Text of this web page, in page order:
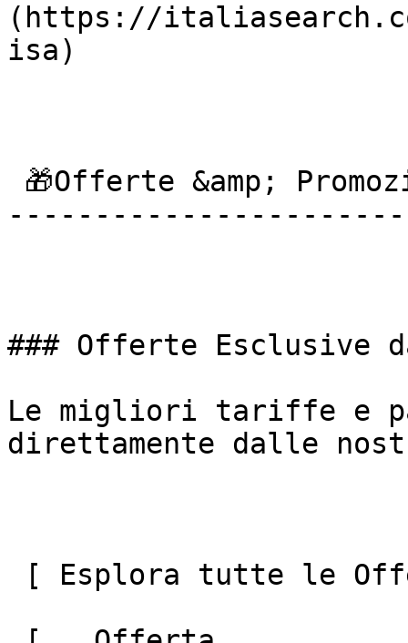
(https://
isa)
### Offerte Esclusive
Le migliori tariffe e
direttamente dalle